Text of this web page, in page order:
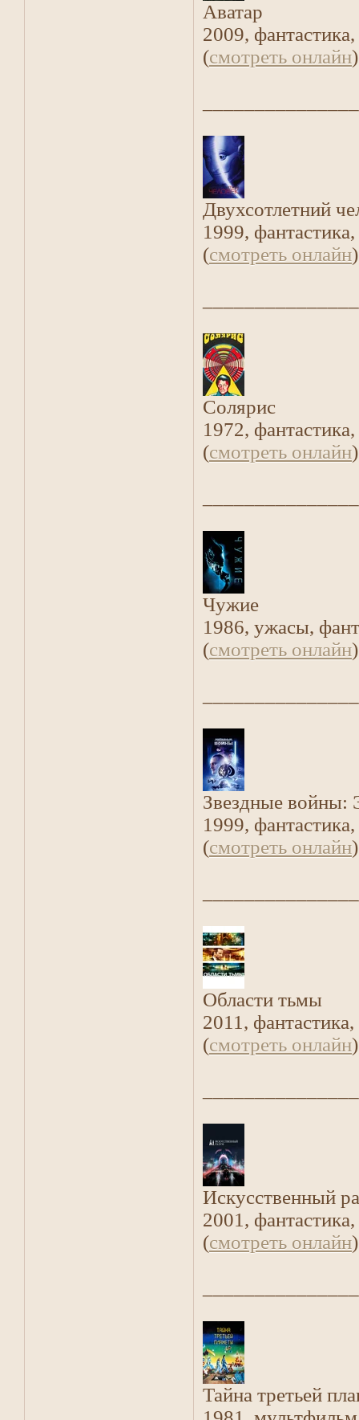
Аватар
2009,
(смотреть онлайн)
Двухсотлетний
1999,
(смотреть онлайн)
Солярис
1972,
(смотреть онлайн)
Чужие
1986, ужасы,
(смотреть онлайн)
Звездные войны:
1999,
(смотреть онлайн)
Области тьмы
2011,
(смотреть онлайн)
Искусственный
2001,
(смотреть онлайн)
Тайна третьей